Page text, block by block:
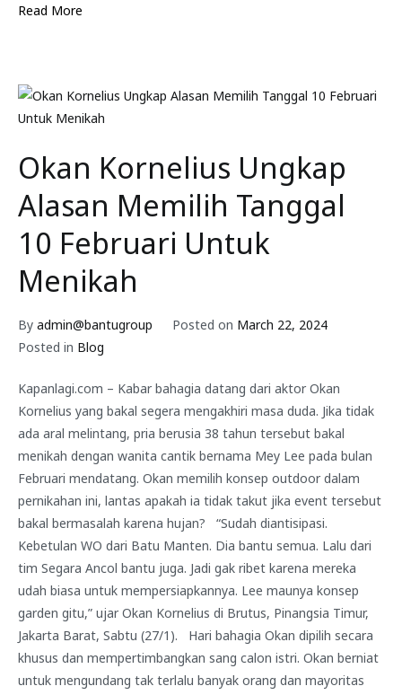
Read More
Okan Kornelius Ungkap
Alasan Memilih Tanggal
10 Februari Untuk
Menikah
By admin@bantugroup Posted on March 22, 2024
Posted in Blog
Kapanlagi.com – Kabar bahagia datang dari aktor Okan
Kornelius yang bakal segera mengakhiri masa duda. Jika tidak
ada aral melintang, pria berusia 38 tahun tersebut bakal
menikah dengan wanita cantik bernama Mey Lee pada bulan
Februari mendatang. Okan memilih konsep outdoor dalam
pernikahan ini, lantas apakah ia tidak takut jika event tersebut
bakal bermasalah karena hujan? “Sudah diantisipasi.
Kebetulan WO dari Batu Manten. Dia bantu semua. Lalu dari
tim Segara Ancol bantu juga. Jadi gak ribet karena mereka
udah biasa untuk mempersiapkannya. Lee maunya konsep
garden gitu,” ujar Okan Kornelius di Brutus, Pinangsia Timur,
Jakarta Barat, Sabtu (27/1). Hari bahagia Okan dipilih secara
khusus dan mempertimbangkan sang calon istri. Okan berniat
untuk mengundang tak terlalu banyak orang dan mayoritas